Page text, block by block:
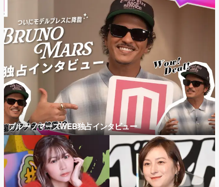
ブルーノマーズWEB独占インタビュー